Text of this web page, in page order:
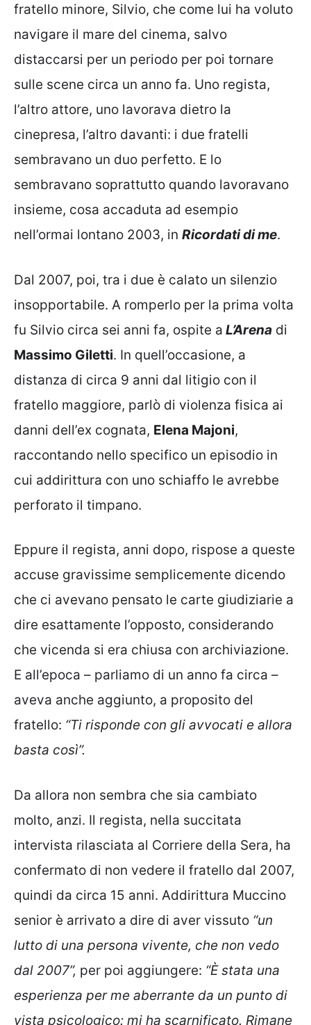
fratello minore, Silvio, che come lui ha voluto
navigare il mare del cinema, salvo
distaccarsi per un periodo per poi tornare
sulle scene circa un anno fa. Uno regista,
l’altro attore, uno lavorava dietro la
cinepresa, l’altro davanti: i due fratelli
sembravano un duo perfetto. E lo
sembravano soprattutto quando lavoravano
insieme, cosa accaduta ad esempio
nell’ormai lontano 2003, in Ricordati di me.
Dal 2007, poi, tra i due è calato un silenzio
insopportabile. A romperlo per la prima volta
fu Silvio circa sei anni fa, ospite a L’Arena di
Massimo Giletti. In quell’occasione, a
distanza di circa 9 anni dal litigio con il
fratello maggiore, parlò di violenza fisica ai
danni dell’ex cognata, Elena Majoni,
raccontando nello specifico un episodio in
cui addirittura con uno schiaffo le avrebbe
perforato il timpano.
Eppure il regista, anni dopo, rispose a queste
accuse gravissime semplicemente dicendo
che ci avevano pensato le carte giudiziarie a
dire esattamente l’opposto, considerando
che vicenda si era chiusa con archiviazione.
E all’epoca – parliamo di un anno fa circa –
aveva anche aggiunto, a proposito del
fratello: “Ti risponde con gli avvocati e allora
basta così”.
Da allora non sembra che sia cambiato
molto, anzi. Il regista, nella succitata
intervista rilasciata al Corriere della Sera, ha
confermato di non vedere il fratello dal 2007,
quindi da circa 15 anni. Addirittura Muccino
senior è arrivato a dire di aver vissuto “un
lutto di una persona vivente, che non vedo
dal 2007”, per poi aggiungere: “È stata una
esperienza per me aberrante da un punto di
vista psicologico: mi ha scarnificato. Rimane